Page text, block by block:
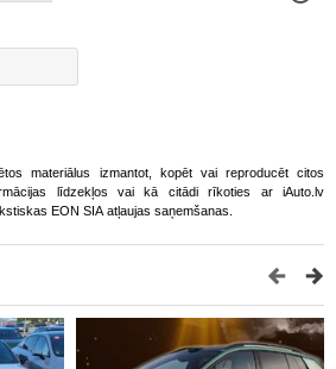
materiālus izmantot, kopēt vai reproducēt citos
līdzekļos vai kā citādi rīkoties ar iAuto.lv
EON SIA atļaujas saņemšanas.